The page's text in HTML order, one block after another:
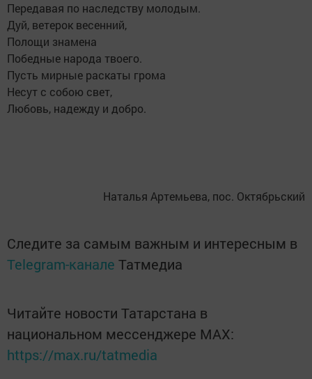
Передавая по наследству молодым.
Дуй, ветерок весенний,
Полощи знамена
Победные народа твоего.
Пусть мирные раскаты грома
Несут с собою свет,
Любовь, надежду и добро.
Наталья Артемьева, пос. Октябрьский
Следите за самым важным и интересным в
Telegram-канале Татмедиа
Читайте новости Татарстана в
национальном мессенджере MАХ:
https://max.ru/tatmedia